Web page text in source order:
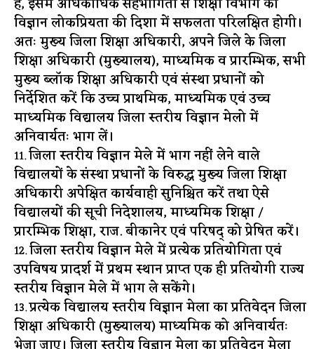
विज्ञान लोकप्रियता की दिशा में सफलता परिलक्षित होगी।
अतः मुख्य जिला शिक्षा अधिकारी, अपने जिले के जिला
शिक्षा अधिकारी (मुख्यालय), माध्यमिक व प्रारम्भिक, सभी
मुख्य ब्लॉक शिक्षा अधिकारी एवं संस्था प्रधानों को
निर्देशित करें कि उच्च प्राथमिक, माध्यमिक एवं उच्च
माध्यमिक विद्यालय जिला स्तरीय विज्ञान मेलो में
अनिवार्यतः भाग लें।
जिला स्तरीय विज्ञान मेले में भाग नहीं लेने वाले
विद्यालयों के संस्था प्रधानों के विरुद्ध मुख्य जिला शिक्षा
अधिकारी अपेक्षित कार्यवाही सुनिश्चित करें तथा ऐसे
विद्यालयों की सूची निदेशालय, माध्यमिक शिक्षा /
प्रारम्भिक शिक्षा, राज. बीकानेर एवं परिषद् को प्रेषित करें।
जिला स्तरीय विज्ञान मेले में प्रत्येक प्रतियोगिता एवं
उपविषय प्रादर्श में प्रथम स्थान प्राप्त एक ही प्रतियोगी राज्य
स्तरीय विज्ञान मेले में भाग ले सकेंगे।
प्रत्येक विद्यालय स्तरीय विज्ञान मेला का प्रतिवेदन जिला
शिक्षा अधिकारी (मुख्यालय) माध्यमिक को अनिवार्यतः